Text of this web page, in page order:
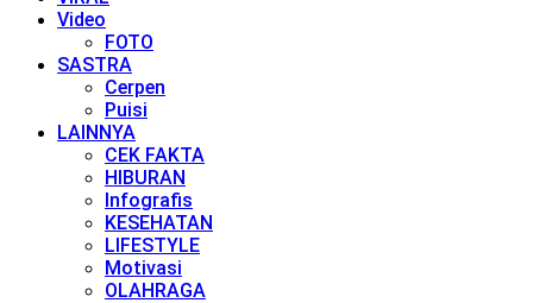
Video
FOTO
SASTRA
Cerpen
Puisi
LAINNYA
CEK FAKTA
HIBURAN
Infografis
KESEHATAN
LIFESTYLE
Motivasi
OLAHRAGA